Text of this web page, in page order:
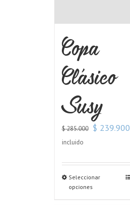
Copa
Clásico
Susy
$285.000 $ 239.900
incluido
Seleccionar
opciones